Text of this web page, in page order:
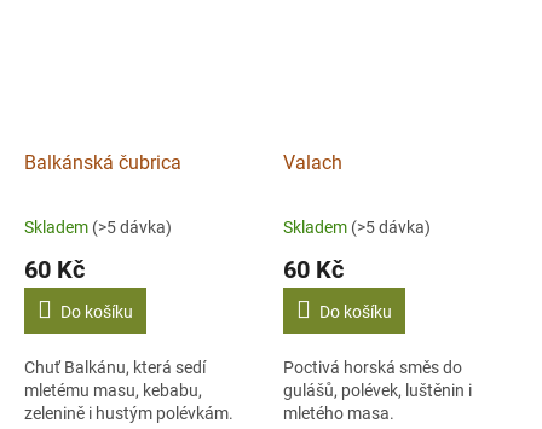
Balkánská čubrica
Skladem (>5 dávka)
60 Kč
Do košíku
Chuť Balkánu, která sedí
mletému masu, kebabu,
zelenině i hustým polévkám.
Valach
Skladem (>5 dávka)
60 Kč
Do košíku
Poctivá horská směs do
gulášů, polévek, luštěnin i
mletého masa.